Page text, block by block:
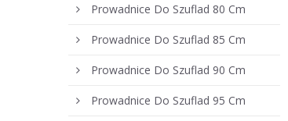
Prowadnice Do Szuflad 80 Cm
Prowadnice Do Szuflad 85 Cm
Prowadnice Do Szuflad 90 Cm
Prowadnice Do Szuflad 95 Cm